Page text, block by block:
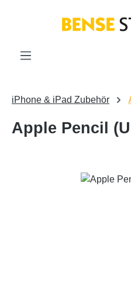
iPhone & iPad Zubehör
Apple Pencil
Bildergalerie überspringen